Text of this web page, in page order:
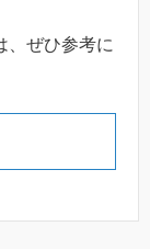
、ぜひ参考に